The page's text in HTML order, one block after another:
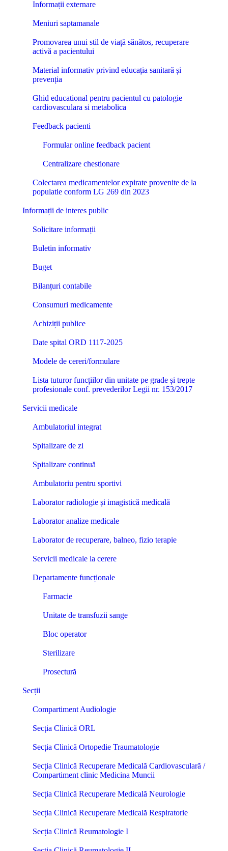
Informații externare
Meniuri saptamanale
Promovarea unui stil de viață sănătos, recuperare
activă a pacientului
Material informativ privind educația sanitară și
prevenția
Ghid educational pentru pacientul cu patologie
cardiovasculara si metabolica
Feedback pacienti
Formular online feedback pacient
Centralizare chestionare
Colectarea medicamentelor expirate provenite de la
populatie conform LG 269 din 2023
Informații de interes public
Solicitare informații
Buletin informativ
Buget
Bilanțuri contabile
Consumuri medicamente
Achiziții publice
Date spital ORD 1117-2025
Modele de cereri/formulare
Lista tuturor funcțiilor din unitate pe grade și trepte
profesionale conf. prevederilor Legii nr. 153/2017
Servicii medicale
Ambulatoriul integrat
Spitalizare de zi
Spitalizare continuă
Ambulatoriu pentru sportivi
Laborator radiologie și imagistică medicală
Laborator analize medicale
Laborator de recuperare, balneo, fizio terapie
Servicii medicale la cerere
Departamente funcționale
Farmacie
Unitate de transfuzii sange
Bloc operator
Sterilizare
Prosectură
Secții
Compartiment Audiologie
Secția Clinică ORL
Secția Clinică Ortopedie Traumatologie
Secția Clinică Recuperare Medicală Cardiovasculară /
Compartiment clinic Medicina Muncii
Secția Clinică Recuperare Medicală Neurologie
Secția Clinică Recuperare Medicală Respiratorie
Secția Clinică Reumatologie I